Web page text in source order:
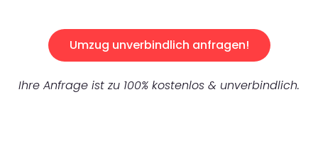
Umzug unverbindlich anfragen!
Ihre Anfrage ist zu 100% kostenlos & unverbindlich.